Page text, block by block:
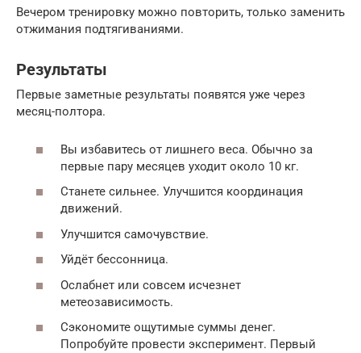
Вечером тренировку можно повторить, только заменить
отжимания подтягиваниями.
Результаты
Первые заметные результаты появятся уже через
месяц-полтора.
Вы избавитесь от лишнего веса. Обычно за
первые пару месяцев уходит около 10 кг.
Станете сильнее. Улучшится координация
движений.
Улучшится самочувствие.
Уйдёт бессонница.
Ослабнет или совсем исчезнет
метеозависимость.
Сэкономите ощутимые суммы денег.
Попробуйте провести эксперимент. Первый